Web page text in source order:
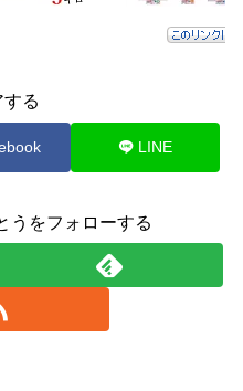
する
LINE
うをフォローする